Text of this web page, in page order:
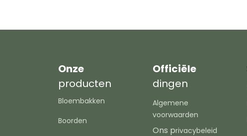
Onze
producten
Bloembakken
Boorden
Officiële
dingen
Algemene
voorwaarden
Ons privacybeleid